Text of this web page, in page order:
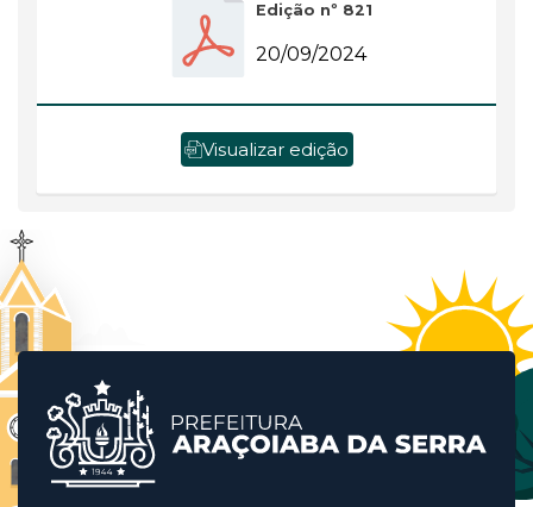
Edição nº 821
20/09/2024
Visualizar edição